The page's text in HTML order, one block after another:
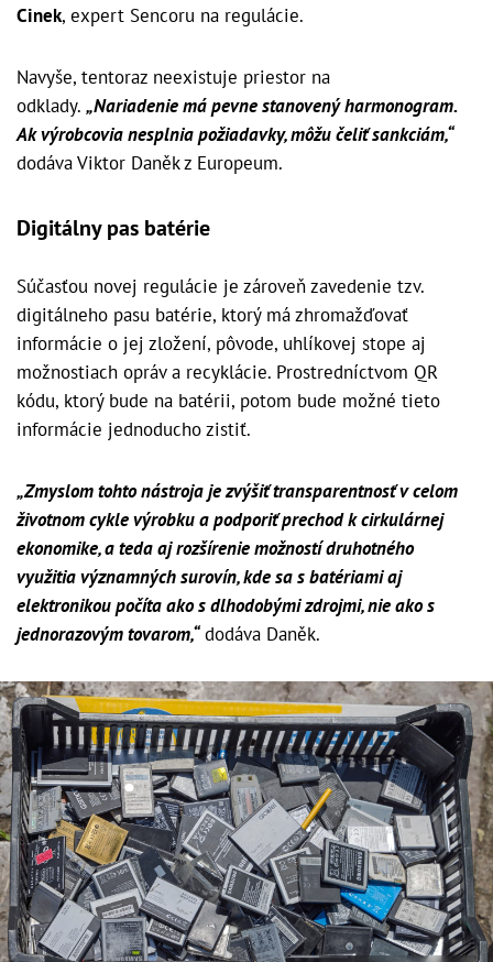
Cinek, expert Sencoru na regulácie.
Navyše, tentoraz neexistuje priestor na
odklady. „Nariadenie má pevne stanovený harmonogram.
Ak výrobcovia nesplnia požiadavky, môžu čeliť sankciám,“
dodáva Viktor Daněk z Europeum.
Digitálny pas batérie
Súčasťou novej regulácie je zároveň zavedenie tzv.
digitálneho pasu batérie, ktorý má zhromažďovať
informácie o jej zložení, pôvode, uhlíkovej stope aj
možnostiach opráv a recyklácie. Prostredníctvom QR
kódu, ktorý bude na batérii, potom bude možné tieto
informácie jednoducho zistiť.
„Zmyslom tohto nástroja je zvýšiť transparentnosť v celom
životnom cykle výrobku a podporiť prechod k cirkulárnej
ekonomike, a teda aj rozšírenie možností druhotného
využitia významných surovín, kde sa s batériami aj
elektronikou počíta ako s dlhodobými zdrojmi, nie ako s
jednorazovým tovarom,“dodáva Daněk.